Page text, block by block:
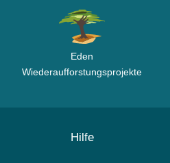
Eden
Wiederaufforstungsprojekte
Hilfe